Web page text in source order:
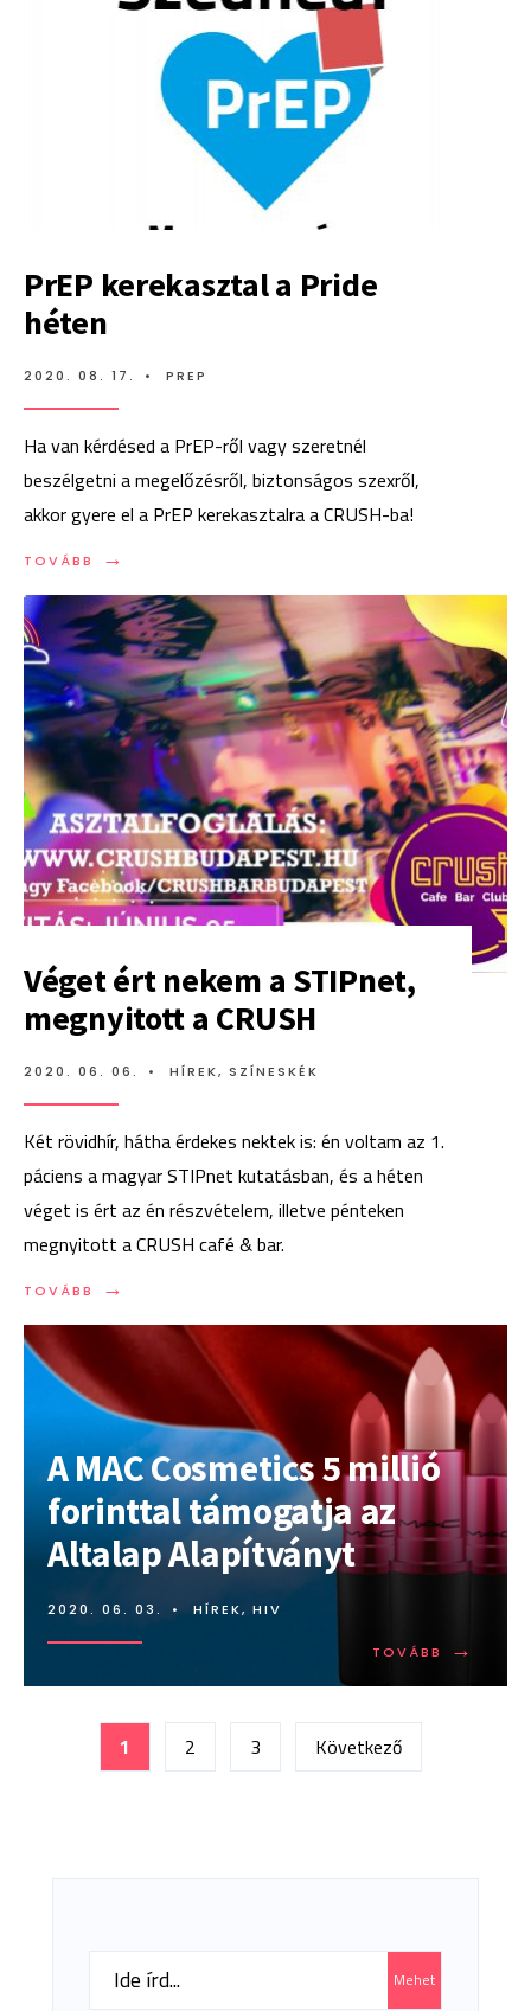
PrEP kerekasztal a Pride
héten
2020. 08. 17. • PREP
Ha van kérdésed a PrEP-ről vagy szeretnél
beszélgetni a megelőzésről, biztonságos szexről,
akkor gyere el a PrEP kerekasztalra a CRUSH-ba!
TOVÁBB →
TOVÁBB:
KEREKASZTAL
A
PRIDE
HÉTEN
Véget ért nekem a STIPnet,
megnyitott a CRUSH
2020. 06. 06. • HÍREK, SZÍNESKÉK
Két rövidhír, hátha érdekes nektek is: én voltam az 1.
páciens a magyar STIPnet kutatásban, és a héten
véget is ért az én részvételem, illetve pénteken
megnyitott a CRUSH café & bar.
TOVÁBB →
TOVÁBB:
ÉRT
A
STIPNET,
MEGNYITOTT
CRUSH
A MAC Cosmetics 5 millió
forinttal támogatja az
Altalap Alapítványt
2020. 06. 03. • HÍREK, HIV
TOVÁBB →
TOVÁBB:
Bejegyzések
lapozása
1 2 3 Következő
Search
Mehet